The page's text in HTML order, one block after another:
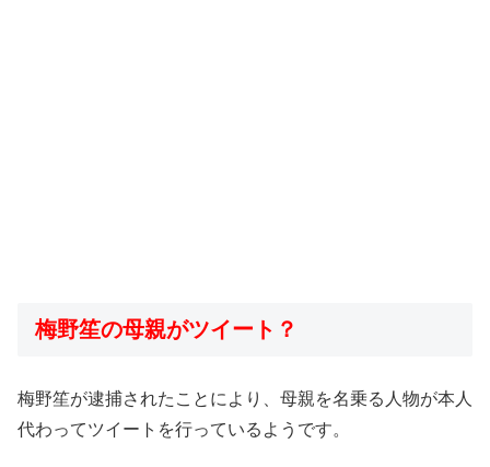
梅野笙の母親がツイート？
梅野笙が逮捕されたことにより、母親を名乗る人物が本人
代わってツイートを行っているようです。